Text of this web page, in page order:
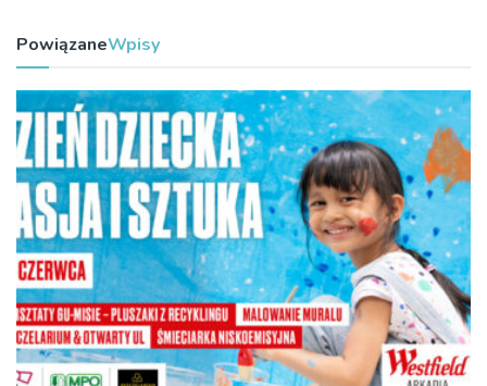
PowiązaneWpisy